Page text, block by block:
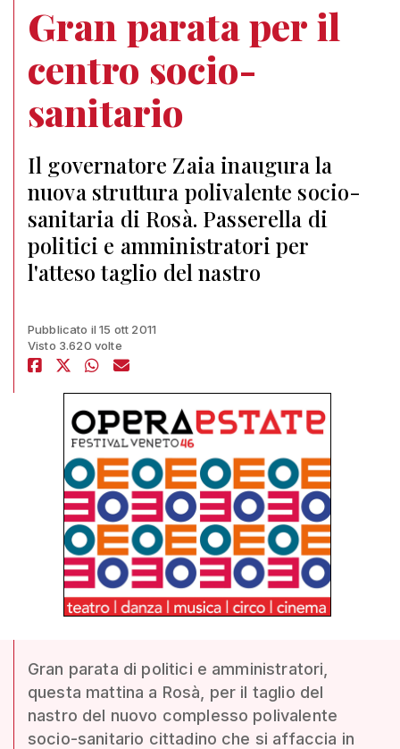
Gran parata per il
centro socio-
sanitario
Il governatore Zaia inaugura la
nuova struttura polivalente socio-
sanitaria di Rosà. Passerella di
politici e amministratori per
l'atteso taglio del nastro
Pubblicato il 15 ott 2011
Visto 3.620 volte
Gran parata di politici e amministratori,
questa mattina a Rosà, per il taglio del
nastro del nuovo complesso polivalente
socio-sanitario cittadino che si affaccia in